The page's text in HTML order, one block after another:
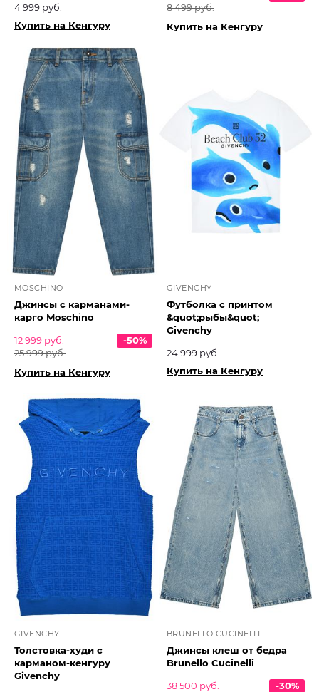
4 999 руб.
Купить на Кенгуру
8 499 руб.
Купить на Кенгуру
MOSCHINO
Джинсы с карманами-
карго Moschino
12 999 руб.
25 999 руб.
-50%
Купить на Кенгуру
GIVENCHY
Футболка с принтом
&quot;рыбы&quot;
Givenchy
24 999 руб.
Купить на Кенгуру
GIVENCHY
Толстовка-худи с
карманом-кенгуру
Givenchy
BRUNELLO CUCINELLI
Джинсы клеш от бедра
Brunello Cucinelli
38 500 руб.
-30%